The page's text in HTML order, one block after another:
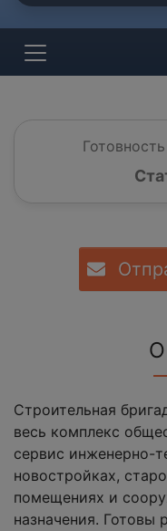
О
Строительная
весь комплекс
сервис инженерно-
новостройках,
помещениях и
назначения. Готовы